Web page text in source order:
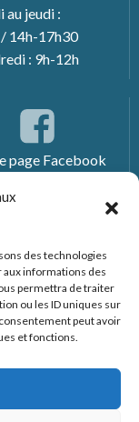
des technologies
aux informations des
permettra de traiter
ou les ID uniques sur
peut avoir
et fonctions.
au jeudi :
14h-17h30
: 9h-12h
page Facebook